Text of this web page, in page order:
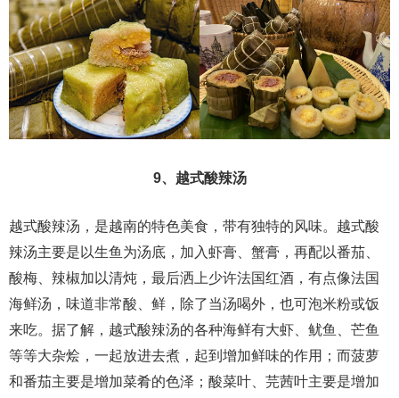
9、越式酸辣汤
越式酸辣汤，是越南的特色美食，带有独特的风味。越式酸
辣汤主要是以生鱼为汤底，加入虾膏、蟹膏，再配以番茄、
酸梅、辣椒加以清炖，最后洒上少许法国红酒，有点像法国
海鲜汤，味道非常酸、鲜，除了当汤喝外，也可泡米粉或饭
来吃。据了解，越式酸辣汤的各种海鲜有大虾、鱿鱼、芒鱼
等等大杂烩，一起放进去煮，起到增加鲜味的作用；而菠萝
和番茄主要是增加菜肴的色泽；酸菜叶、芫茜叶主要是增加